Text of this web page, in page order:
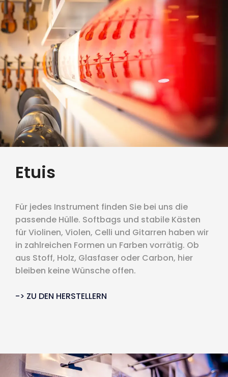
Etuis
Für jedes Instrument finden Sie bei uns die
passende Hülle. Softbags und stabile Kästen
für Violinen, Violen, Celli und Gitarren haben wir
in zahlreichen Formen un Farben vorrätig. Ob
aus Stoff, Holz, Glasfaser oder Carbon, hier
bleiben keine Wünsche offen.
-> ZU DEN HERSTELLERN